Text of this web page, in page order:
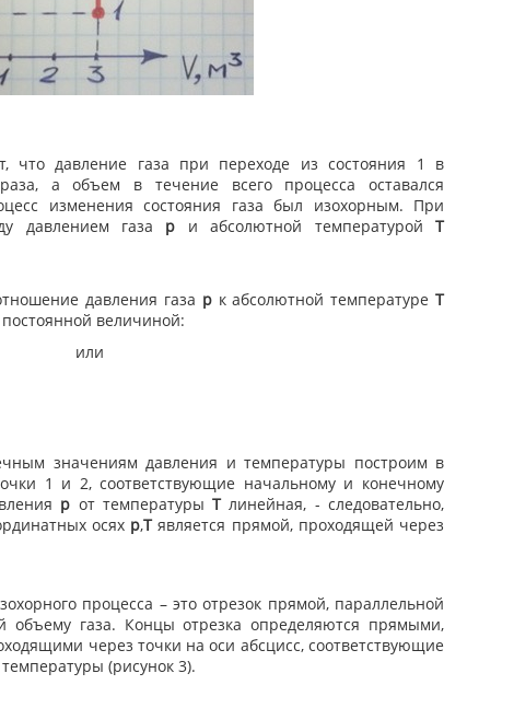
что давление газа при переходе из состояния 1 в
а объем в течение всего процесса оставался
изменения состояния газа был изохорным. При
давлением газа p и абсолютной температуройT
давления газа pк абсолютной температуреТ
величиной:
или
значениям давления и температуры построим в
1 и 2, соответствующие начальному и конечному
p от температурыТлинейная, - следовательно,
осях p,Tявляется прямой, проходящей через
процесса – это отрезок прямой, параллельной
объему газа. Концы отрезка определяются прямыми,
через точки на оси абсцисс, соответствующие
(рисунок 3).